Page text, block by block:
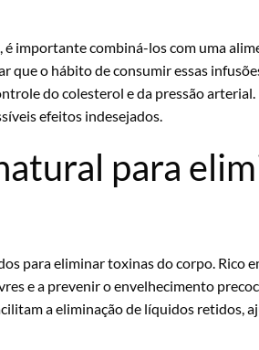
importante combiná-los com uma
que o hábito de consumir essas
do colesterol e da pressão
efeitos indesejados.
para
para eliminar toxinas do corpo. Rico
e a prevenir o envelhecimento
a eliminação de líquidos retidos,